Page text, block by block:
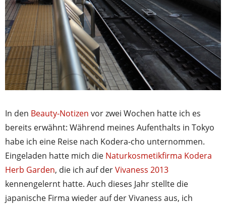
In den Beauty-Notizen vor zwei Wochen hatte ich es
bereits erwähnt: Während meines Aufenthalts in Tokyo
habe ich eine Reise nach Kodera-cho unternommen.
Eingeladen hatte mich die Naturkosmetikfirma Kodera
Herb Garden, die ich auf derVivaness 2013
kennengelernt hatte. Auch dieses Jahr stellte die
japanische Firma wieder auf der Vivaness aus, ich